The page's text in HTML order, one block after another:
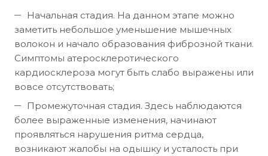
Начальная стадия. На данном этапе можно
заметить небольшое уменьшение мышечных
волокон и начало образования фиброзной ткани.
Симптомы атеросклеротического
кардиосклероза могут быть слабо выражены или
вовсе отсутствовать;
Промежуточная стадия. Здесь наблюдаются
более выраженные изменения, начинают
проявляться нарушения ритма сердца,
возникают жалобы на одышку и усталость при